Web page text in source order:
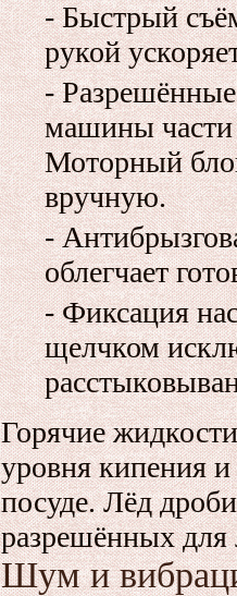
- Быстрый
рукой
-
машины части
Моторный
вручную.
-
облегчает
- Фиксация
щелчком
Горячие
уровня кипения
посуде. Лёд
разрешённых для
Шум и